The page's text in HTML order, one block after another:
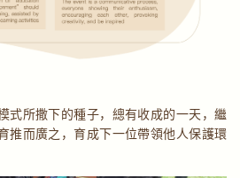
式所撒下的種子，總有收成的一天，繼
推而廣之，育成下一位帶領他人保護環